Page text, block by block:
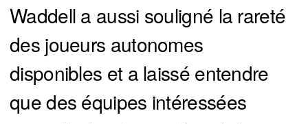
Waddell a aussi souligné la rareté
des joueurs autonomes
disponibles et a laissé entendre
que des équipes intéressées